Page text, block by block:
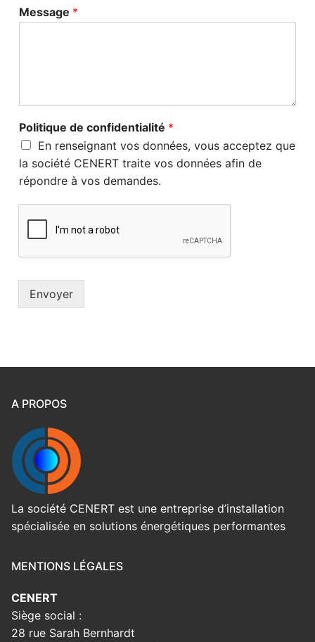
Message *
Politique de confidentialité *
En renseignant vos données, vous acceptez que
la société CENERT traite vos données afin de
répondre à vos demandes.
Envoyer
A PROPOS
La société CENERT est une entreprise d’installation
spécialisée en solutions énergétiques performantes
MENTIONS LÉGALES
CENERT
Siège social :
28 rue Sarah Bernhardt